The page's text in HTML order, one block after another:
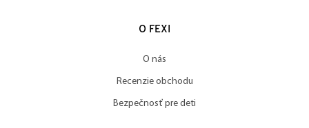
O FEXI
O nás
Recenzie obchodu
Bezpečnosť pre deti